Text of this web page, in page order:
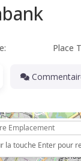
Place
la touche Enter pour